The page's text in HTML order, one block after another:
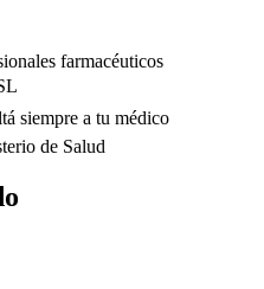
farmacéuticos
siempre a tu médico
de Salud